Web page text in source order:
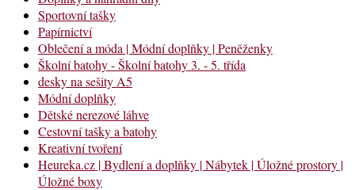
Sportovní tašky
Papírnictví
Oblečení a móda | Módní doplňky | Peněženky
Školní batohy - Školní batohy 3. - 5. třída
desky na sešity A5
Módní doplňky
Dětské nerezové láhve
Cestovní tašky a batohy
Kreativní tvoření
Heureka.cz | Bydlení a doplňky | Nábytek | Úložné prostory |
Úložné boxy